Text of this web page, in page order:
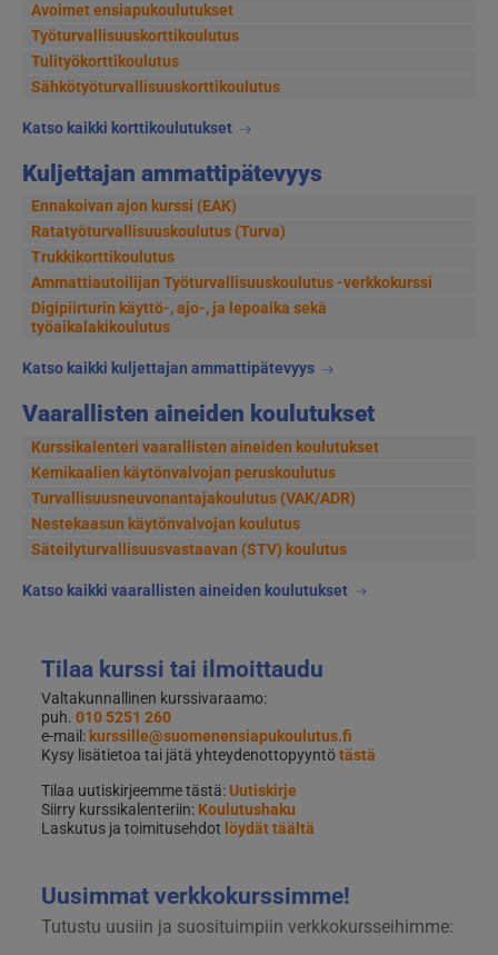
Avoimet ensiapukoulutukset
Työturvallisuuskorttikoulutus
Tulityökorttikoulutus
Sähkötyöturvallisuuskorttikoulutus
Katso kaikki korttikoulutukset
Kuljettajan ammattipätevyys
Ennakoivan ajon kurssi (EAK)
Ratatyöturvallisuuskoulutus (Turva)
Trukkikorttikoulutus
Ammattiautoilijan Työturvallisuuskoulutus -verkkokurssi
Digipiirturin käyttö-, ajo-, ja lepoaika sekä
työaikalakikoulutus
Katso kaikki kuljettajan ammattipätevyys
Vaarallisten aineiden koulutukset
Kurssikalenteri vaarallisten aineiden koulutukset
Kemikaalien käytönvalvojan peruskoulutus
Turvallisuusneuvonantajakoulutus (VAK/ADR)
Nestekaasun käytönvalvojan koulutus
Säteilyturvallisuusvastaavan (STV) koulutus
Katso kaikki vaarallisten aineiden koulutukset
Tilaa kurssi tai ilmoittaudu
Valtakunnallinen kurssivaraamo:
puh. 010 5251 260
e-mail: kurssille@suomenensiapukoulutus.fi
Kysy lisätietoa tai jätä yhteydenottopyyntötästä
Tilaa uutiskirjeemme tästä:Uutiskirje
Siirry kurssikalenteriin: Koulutushaku
Laskutus ja toimitusehdot löydät täältä
Uusimmat verkkokurssimme!
Tutustu uusiin ja suosituimpiin verkkokursseihimme: